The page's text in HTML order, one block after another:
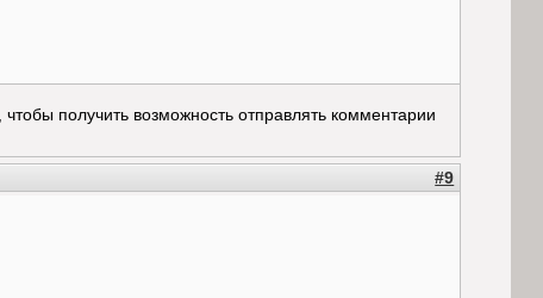
чтобы получить возможность отправлять комментарии
#9